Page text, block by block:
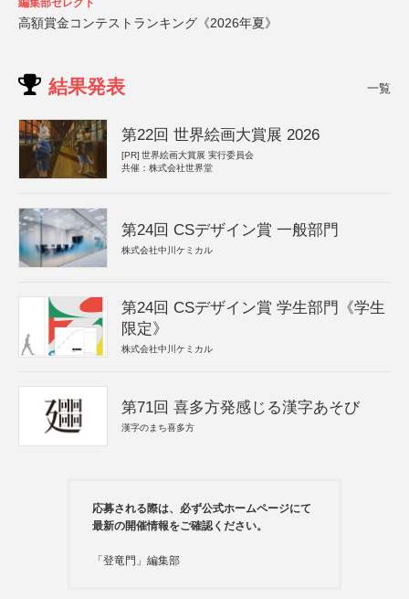
編集部セレクト
高額賞金コンテストランキング《2026年夏》
結果発表 一覧
第22回 世界絵画大賞展 2026
[PR] 世界絵画大賞展 実行委員会
共催：株式会社世界堂
第24回 CSデザイン賞 一般部門
株式会社中川ケミカル
第24回 CSデザイン賞 学生部門《学生
限定》
株式会社中川ケミカル
第71回 喜多方発感じる漢字あそび
漢字のまち喜多方
応募される際は、必ず公式ホームページにて
最新の開催情報をご確認ください。
「登竜門」編集部